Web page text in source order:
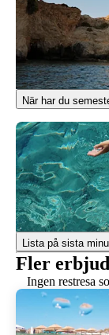
När har du
Lista på sista
Fler
Ingen restresa